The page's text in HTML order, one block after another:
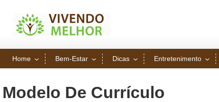
Home Bem-Estar Dicas Entretenimento
Modelo De Currículo